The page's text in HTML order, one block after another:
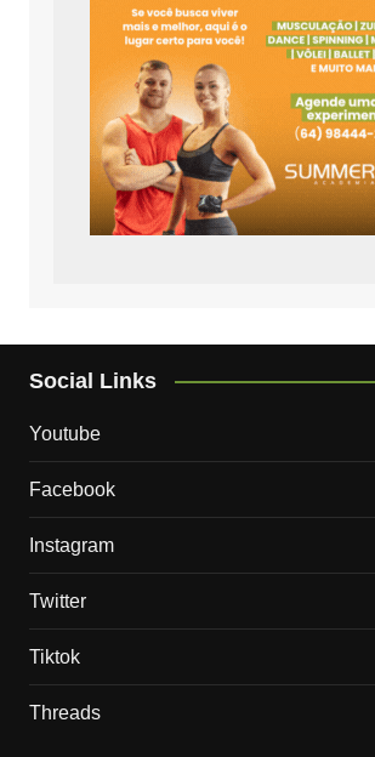
Social Links
Youtube
Facebook
Instagram
Twitter
Tiktok
Threads